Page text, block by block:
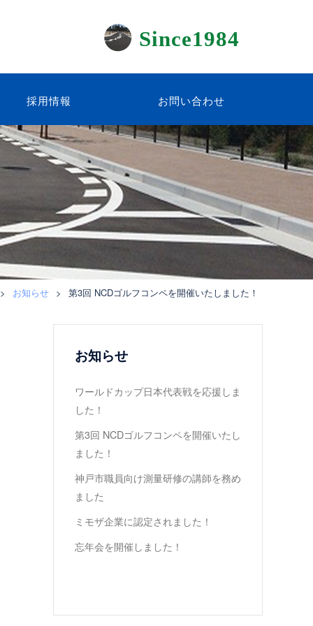
Since1984
採用情報 お問い合わせ
お知らせ > 第3回 NCDゴルフコンペを開催いたしました！
お知らせ
ワールドカップ日本代表戦を応援しま
した！
第3回 NCDゴルフコンペを開催いたし
ました！
神戸市職員向け測量研修の講師を務め
ました
ミモザ企業に認定されました！
忘年会を開催しました！